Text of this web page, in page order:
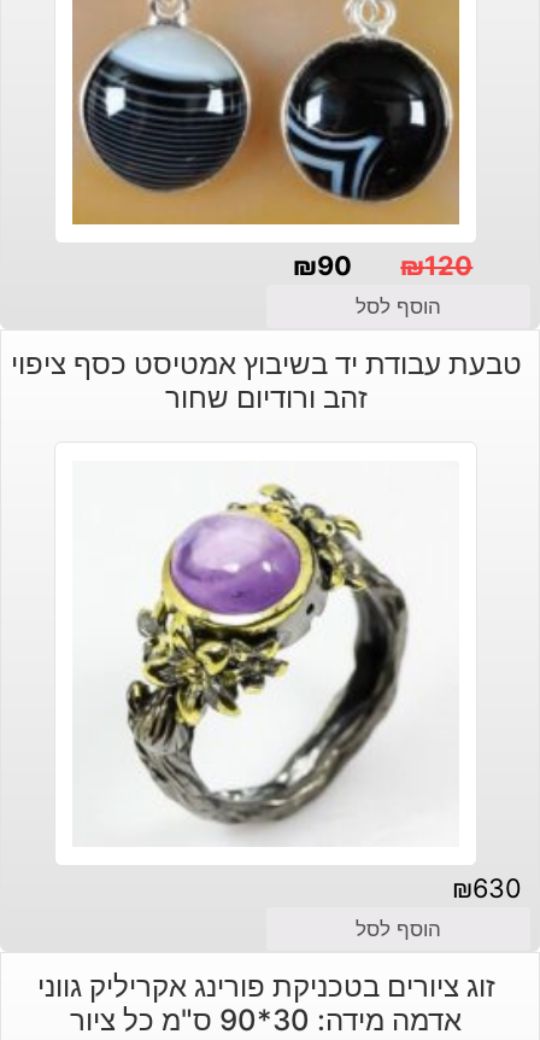
₪120
המקורי
היה:
₪90
הנוכחי
הוא:
הוסף לסל
טבעת עבודת יד בשיבוץ אמטיסט כסף ציפוי
זהב ורודיום שחור
₪630
הוסף לסל
זוג ציורים בטכניקת פורינג אקריליק גווני
אדמה מידה: 30*90 ס"מ כל ציור